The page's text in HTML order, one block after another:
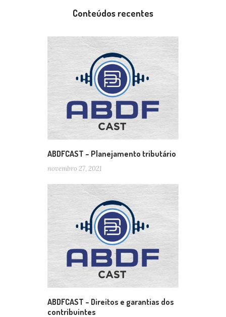
Conteúdos recentes
ABDFCAST – Planejamento tributário
novembro 27, 2021
ABDFCAST – Direitos e garantias dos
contribuintes